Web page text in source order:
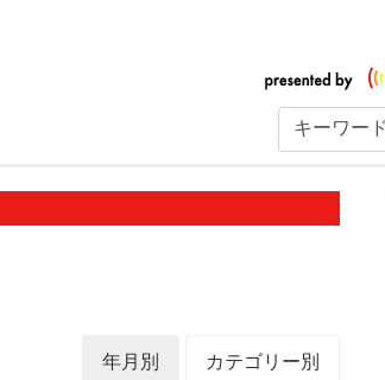
年月別 カテゴリー別